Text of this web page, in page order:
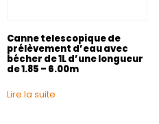
Canne telescopique de
prélèvement d’eau avec
bécher de 1L d’une longueur
de 1.85 – 6.00m
Lire la suite